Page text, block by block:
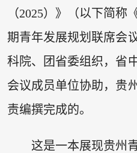
（2025）》（以下简
期青年发展规划联席会
科院、团省委组织，省
会议成员单位协助，贵
责编撰完成的。
这是一本展现贵州